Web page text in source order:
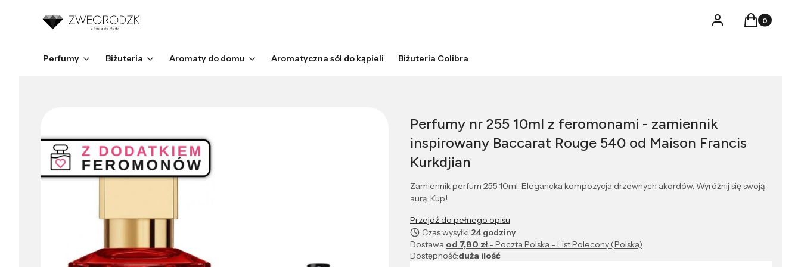
LogowanieProdukty w
Koszyk
Perfumy Biżuteria Aromaty do domu Aromatyczna sól do kąpieli Biżuteria Colibra
Perfumy nr 255 10ml z feromonami - zamiennik
inspirowany Baccarat Rouge 540 od Maison Francis
Kurkdjian
Zamiennik perfum 255 10ml. Elegancka kompozycja drzewnych akordów. Wyróżnij się swoją
aurą. Kup!
Przejdź do pełnego opisu
Czas wysyłki:24 godziny
Dostawa od 7,80 zł- Poczta Polska - List Polecony (Polska)
Dostępność:duża ilość